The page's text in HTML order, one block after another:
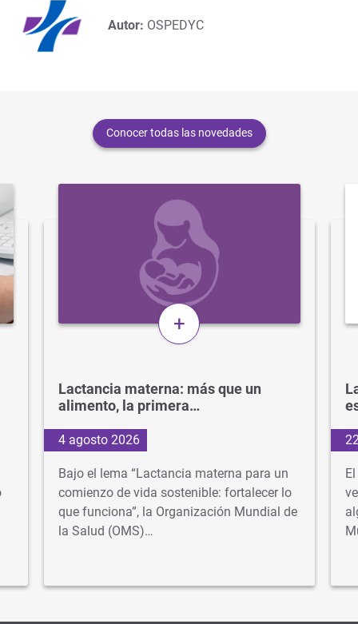
Autor: OSPEDYC
Conocer todas las novedades
+
Lactancia materna: más que un
alimento, la primera…
4 agosto 2026
Bajo el lema “Lactancia materna para un
comienzo de vida sostenible: fortalecer lo
que funciona”, la Organización Mundial de
la Salud (OMS)…